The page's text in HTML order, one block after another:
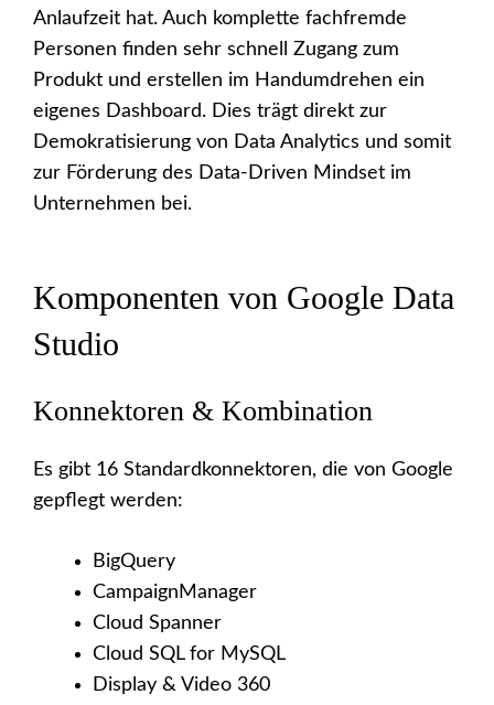
Anlaufzeit hat. Auch komplette fachfremde
Personen finden sehr schnell Zugang zum
Produkt und erstellen im Handumdrehen ein
eigenes Dashboard. Dies trägt direkt zur
Demokratisierung von Data Analytics und somit
zur Förderung des Data-Driven Mindset im
Unternehmen bei.
Komponenten von Google Data
Studio
Konnektoren & Kombination
Es gibt 16 Standardkonnektoren, die von Google
gepflegt werden:
BigQuery
CampaignManager
Cloud Spanner
Cloud SQL for MySQL
Display & Video 360